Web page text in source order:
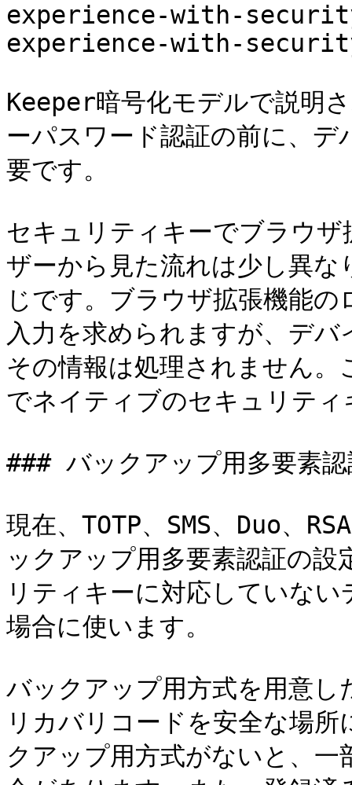
experience-with-
experience-with-
Keeper暗号化モデルで説明
ーパスワード認証の前に、デ
要です。
セキュリティキーでブラウ
ザーから見た流れは少し異
じです。ブラウザ拡張機能
入力を求められますが、デ
その情報は処理されません
でネイティブのセキュリテ
### バックアップ用多要素認
現在、TOTP、SMS、Duo、
ックアップ用多要素認証の
リティキーに対応していな
場合に使います。
バックアップ用方式を用意し
リカバリコードを安全な場
クアップ用方式がないと、